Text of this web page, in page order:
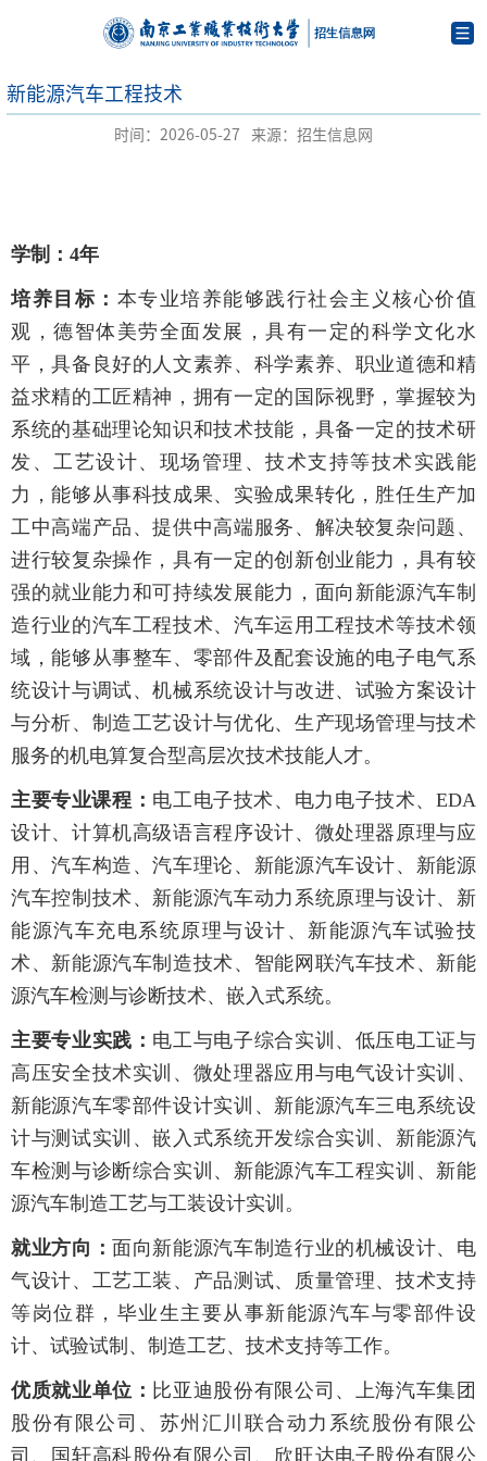
新能源汽车工程技术
时间：2026-05-27 来源：招生信息网
学制：4年
培养目标： 本专业培养能够践行社会主义核心价值
观，德智体美劳全面发展，具有一定的科学文化水
平，具备良好的人文素养、科学素养、职业道德和精
益求精的工匠精神，拥有一定的国际视野，掌握较为
系统的基础理论知识和技术技能，具备一定的技术研
发、工艺设计、现场管理、技术支持等技术实践能
力，能够从事科技成果、实验成果转化，胜任生产加
工中高端产品、提供中高端服务、解决较复杂问题、
进行较复杂操作，具有一定的创新创业能力，具有较
强的就业能力和可持续发展能力，面向新能源汽车制
造行业的汽车工程技术、汽车运用工程技术等技术领
域，能够从事整车、零部件及配套设施的电子电气系
统设计与调试、机械系统设计与改进、试验方案设计
与分析、制造工艺设计与优化、生产现场管理与技术
服务的机电算复合型高层次技术技能人才。
主要专业课程： 电工电子技术、电力电子技术、EDA
设计、计算机高级语言程序设计、微处理器原理与应
用、汽车构造、汽车理论、新能源汽车设计、新能源
汽车控制技术、新能源汽车动力系统原理与设计、新
能源汽车充电系统原理与设计、新能源汽车试验技
术、新能源汽车制造技术、智能网联汽车技术、新能
源汽车检测与诊断技术、嵌入式系统。
主要专业实践： 电工与电子综合实训、低压电工证与
高压安全技术实训、微处理器应用与电气设计实训、
新能源汽车零部件设计实训、新能源汽车三电系统设
计与测试实训、嵌入式系统开发综合实训、新能源汽
车检测与诊断综合实训、新能源汽车工程实训、新能
源汽车制造工艺与工装设计实训。
就业方向： 面向新能源汽车制造行业的机械设计、电
气设计、工艺工装、产品测试、质量管理、技术支持
等岗位群，毕业生主要从事新能源汽车与零部件设
计、试验试制、制造工艺、技术支持等工作。
优质就业单位： 比亚迪股份有限公司、上海汽车集团
股份有限公司、苏州汇川联合动力系统股份有限公
司、国轩高科股份有限公司、欣旺达电子股份有限公